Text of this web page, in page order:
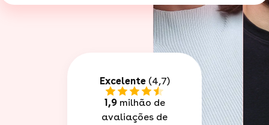
Excelente(4,7)
1,9milhão de
avaliações de